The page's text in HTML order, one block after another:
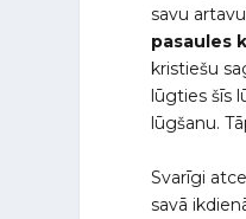
savu
pasaules
kristiešu
lūgties šīs
lūgšanu.
Svarīgi
savā